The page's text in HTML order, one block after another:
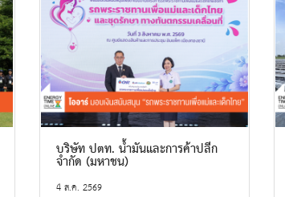
บริษัท ปตท. น้ำมันและการค้าปลีก
จำกัด (มหาชน)
4 ส.ค. 2569